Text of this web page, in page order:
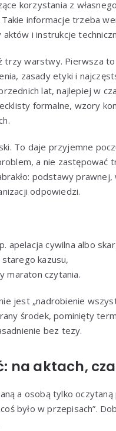
korzystania z
informacje trzeba
i instrukcje
trzy warstwy. Pierwsza to
zasady etyki i
lat, najlepiej w
formalne, wzory
To daje przyjemne
a nie zastępować
podstawy
odpowiedzi.
apelacja cywilna albo
kazusu,
maraton czytania.
jest „nadrobienie
środek, pominięty
bez tezy.
na aktach,
a osobą tylko
było w przepisach”.